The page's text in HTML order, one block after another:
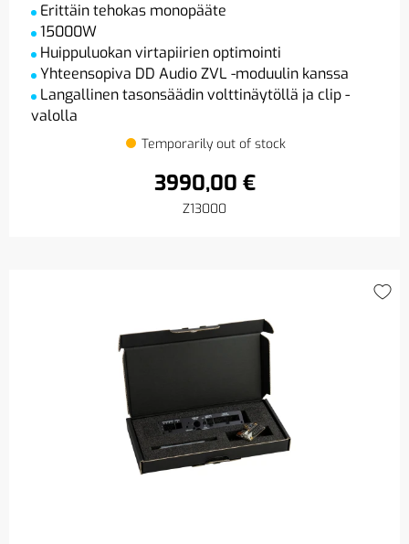
Erittäin tehokas monopääte
15000W
Huippuluokan virtapiirien optimointi
Yhteensopiva DD Audio ZVL -moduulin kanssa
Langallinen tasonsäädin volttinäytöllä ja clip -
valolla
Temporarily out of stock
3990,00 €
Z13000